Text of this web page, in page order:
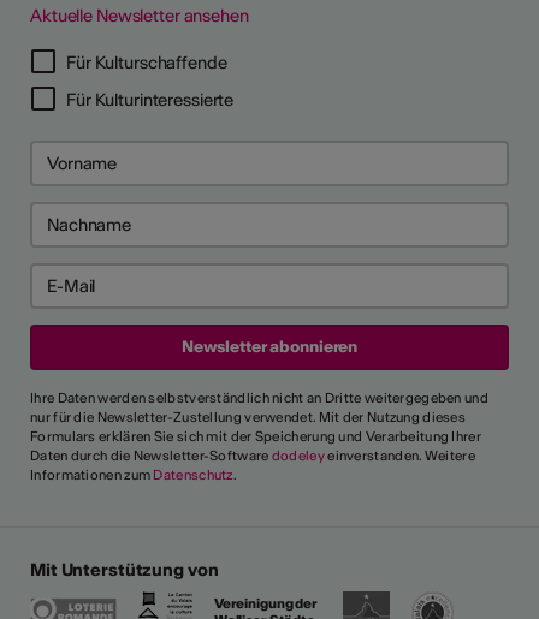
Aktuelle Newsletter ansehen
Für Kulturschaffende
Für Kulturinteressierte
Ihre Daten werden selbstverständlich nicht an Dritte weitergegeben und
nur für die Newsletter-Zustellung verwendet. Mit der Nutzung dieses
Formulars erklären Sie sich mit der Speicherung und Verarbeitung Ihrer
Daten durch die Newsletter-Software dodeleyeinverstanden. Weitere
Informationen zum Datenschutz.
Mit Unterstützung von
Vereinigung der